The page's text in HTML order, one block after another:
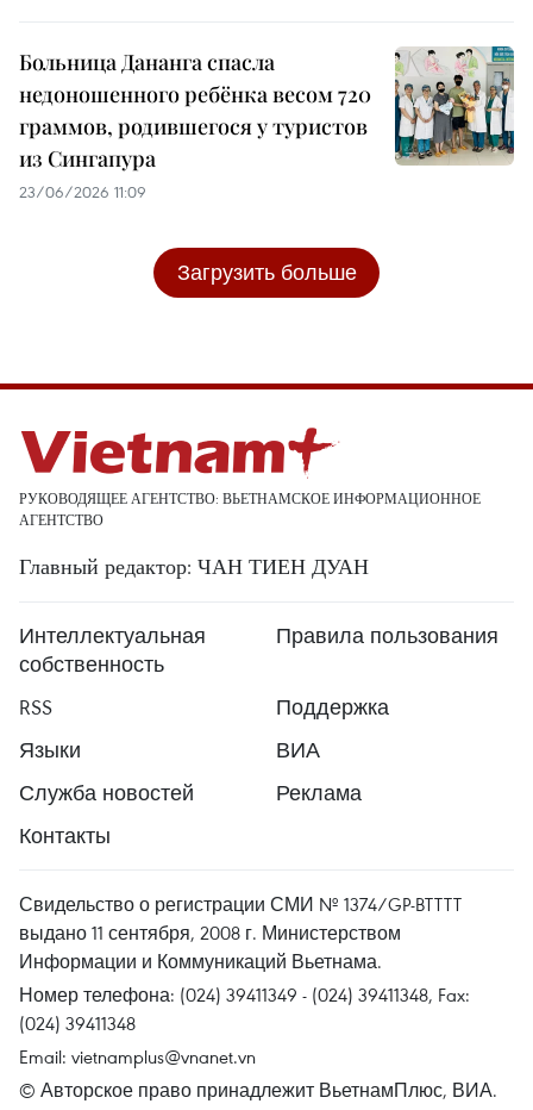
Больница Дананга спасла
недоношенного ребёнка весом 720
граммов, родившегося у туристов
из Сингапура
23/06/2026 11:09
Загрузить больше
РУКОВОДЯЩЕЕ АГЕНТСТВО: ВЬЕТНАМСКОЕ ИНФОРМАЦИОННОЕ
АГЕНТСТВО
Главный редактор: ЧАН ТИЕН ДУАН
Интеллектуальная
собственность
Правила пользования
RSS
Поддержка
Языки
ВИА
Служба новостей
Реклама
Контакты
Свидельство о регистрации СМИ № 1374/GP-BTTTT
выдано 11 сентября, 2008 г. Министерством
Информации и Коммуникаций Вьетнама.
Номер телефона: (024) 39411349 - (024) 39411348, Fax:
(024) 39411348
Email: vietnamplus@vnanet.vn
© Авторское право принадлежит ВьетнамПлюс, ВИА.